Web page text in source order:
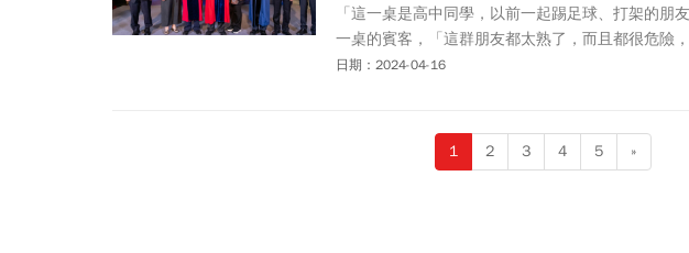
「這一桌是高中同學，以前一起踢足球、打架的朋
一桌的賓客，「這群朋友都太熟了，而且都很危險
破，維持一個恐怖平衡。」
日期：2024-04-16
1 2 3 4 5 »